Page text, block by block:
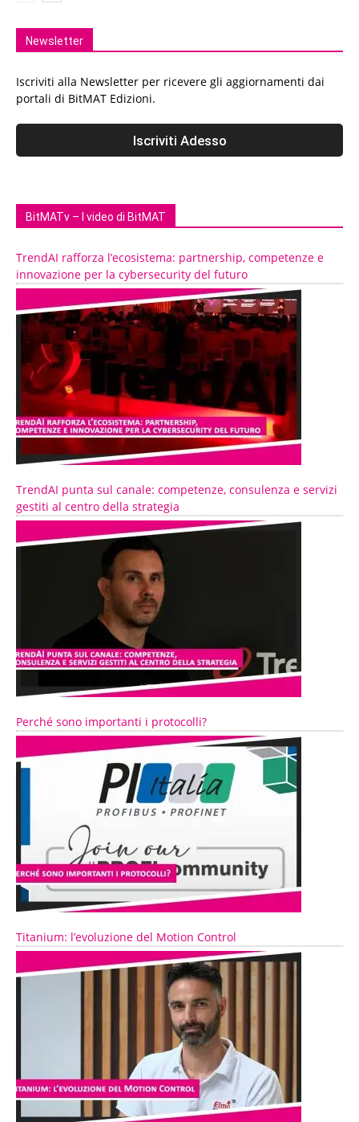
Newsletter
Iscriviti alla Newsletter per ricevere gli aggiornamenti dai
portali di BitMAT Edizioni.
BitMATv – I video di BitMAT
TrendAI rafforza l’ecosistema: partnership, competenze e
innovazione per la cybersecurity del futuro
TrendAI punta sul canale: competenze, consulenza e servizi
gestiti al centro della strategia
Perché sono importanti i protocolli?
Titanium: l’evoluzione del Motion Control